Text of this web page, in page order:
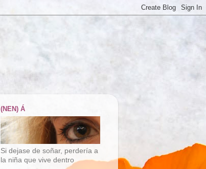
(NEN) Á
Si dejase de soñar, perdería a
la niña que vive dentro